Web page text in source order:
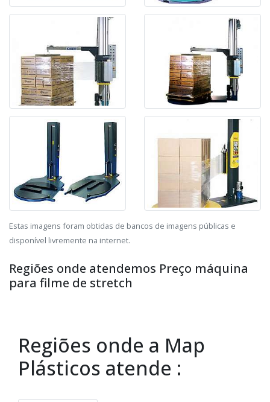
Estas imagens foram obtidas de bancos de imagens públicas e
disponível livremente na internet.
Regiões onde atendemos Preço máquina
para filme de stretch
Regiões onde a Map
Plásticos atende :